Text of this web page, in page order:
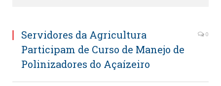
Servidores da Agricultura
Participam de Curso de Manejo de
Polinizadores do Açaízeiro
0